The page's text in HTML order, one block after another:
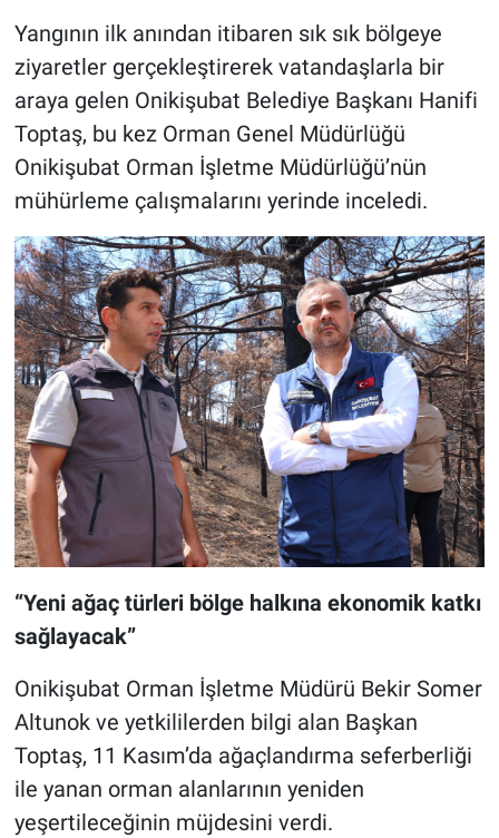
Yangının ilk anından itibaren sık sık bölgeye
ziyaretler gerçekleştirerek vatandaşlarla bir
araya gelen Onikişubat Belediye Başkanı Hanifi
Toptaş, bu kez Orman Genel Müdürlüğü
Onikişubat Orman İşletme Müdürlüğü’nün
mühürleme çalışmalarını yerinde inceledi.
“Yeni ağaç türleri bölge halkına ekonomik katkı
sağlayacak”
Onikişubat Orman İşletme Müdürü Bekir Somer
Altunok ve yetkililerden bilgi alan Başkan
Toptaş, 11 Kasım’da ağaçlandırma seferberliği
ile yanan orman alanlarının yeniden
yeşertileceğinin müjdesini verdi.